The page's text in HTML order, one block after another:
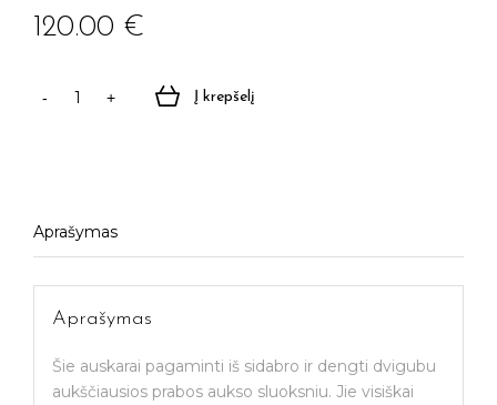
120.00 €
produkto
auskarai
"Dvi
Saulės"
Į krepšelį
Aprašymas
Aprašymas
Šie auskarai pagaminti iš sidabro ir dengti dvigubu
aukščiausios prabos aukso sluoksniu. Jie visiškai